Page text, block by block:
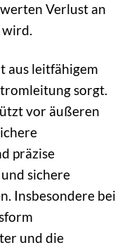
Verlust an
aus leitfähigem
sorgt.
vor äußeren
präzise
sichere
Insbesondere bei
und die